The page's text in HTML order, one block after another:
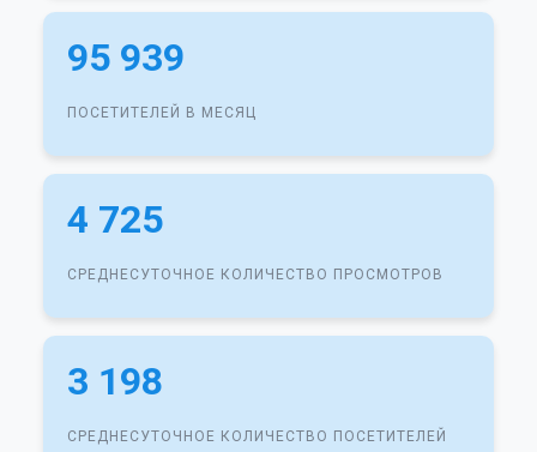
95 939
ПОСЕТИТЕЛЕЙ В МЕСЯЦ
4 725
СРЕДНЕСУТОЧНОЕ КОЛИЧЕСТВО ПРОСМОТРОВ
3 198
СРЕДНЕСУТОЧНОЕ КОЛИЧЕСТВО ПОСЕТИТЕЛЕЙ